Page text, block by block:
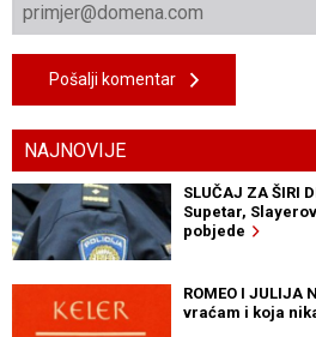
Pošalji komentar
NAJNOVIJE
SLUČAJ ZA ŠIRI
Supetar,
pobjede
ROMEO I JULIJA
vraćam i koja